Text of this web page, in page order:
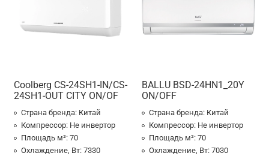
Coolberg CS-24SH1-IN/CS-
24SH1-OUT CITY ON/OF
Страна бренда: Китай
Компрессор: Не инвертор
Площадь м²: 70
Охлаждение, Вт: 7330
BALLU BSD-24HN1_20Y
ON/OFF
Страна бренда: Китай
Компрессор: Не инвертор
Площадь м²: 70
Охлаждение, Вт: 7030